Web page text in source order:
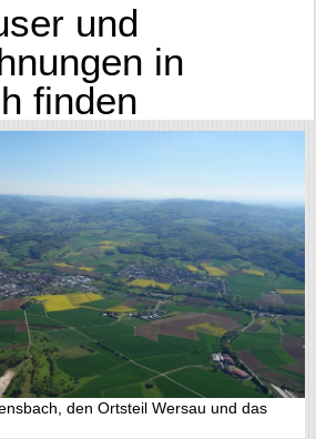
und
in
finden
den Ortsteil Wersau und das